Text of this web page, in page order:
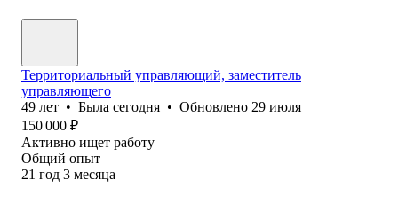
Территориальный управляющий, заместитель
управляющего
49 лет • Была сегодня • Обновлено 29 июля
150 000 ₽
Активно ищет работу
Общий опыт
21 год 3 месяца